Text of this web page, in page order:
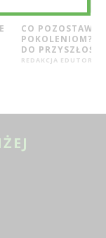
CO
POKOLENIOM?
DO
REDAKCJA